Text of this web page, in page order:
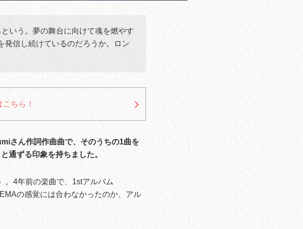
いう。夢の舞台に向けて魂を燃やす
信し続けているのだろうか。ロン
ちら！
さん作詞作曲曲で、そのうちの1曲を
通ずる印象を持ちました。
。4年前の楽曲で、1stアルバム
の感覚には合わなかったのか、アル